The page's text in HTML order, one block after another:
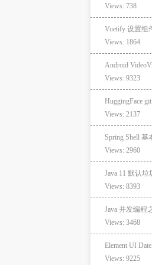
Views: 738
Vuetify 设置组
Views: 1864
Android
Views: 9323
HuggingFace
Views: 2137
Spring Shell 基
Views: 2960
Java 11 默认
Views: 8393
Java 并发编程
Views: 3468
Element UI
Views: 9225